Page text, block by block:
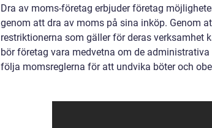
Dra av moms-företag erbjuder företag
genom att dra av moms på sina inköp. Genom
restriktionerna som gäller för deras
bör företag vara medvetna om de
följa momsreglerna för att undvika böter och